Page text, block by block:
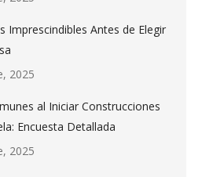
Imprescindibles Antes de Elegir
2025
al Iniciar Construcciones
Encuesta Detallada
2025